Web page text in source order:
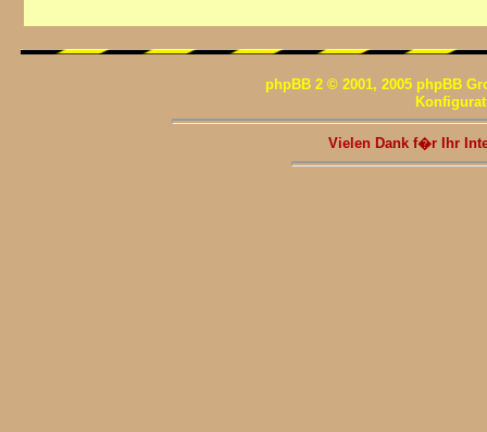
phpBB 2 © 2001, 2005 phpBB
Vielen Dank f�r Ihr